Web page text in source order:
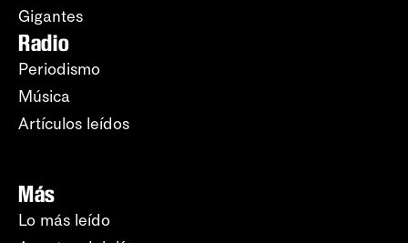
Gigantes
Radio
Periodismo
Música
Artículos leídos
Más
Lo más leído